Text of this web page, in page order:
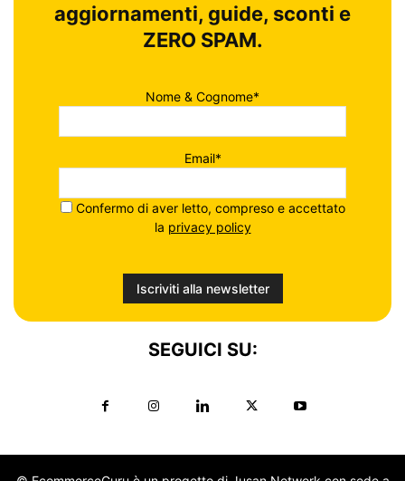
aggiornamenti, guide, sconti e
ZERO SPAM.
Nome & Cognome*
Email*
Confermo di aver letto, compreso e accettato
la privacy policy
SEGUICI SU: